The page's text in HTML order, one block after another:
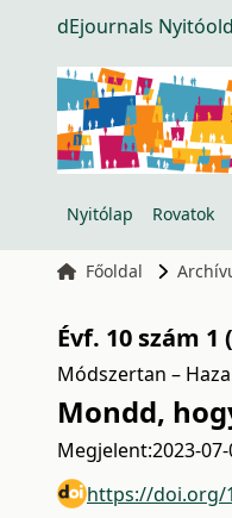
dEjournals
Nyitólap Rovatok
Főoldal
Évf. 10 szám 1
Módszertan –
Mondd,
Megjelent:2023-
https://doi.org/